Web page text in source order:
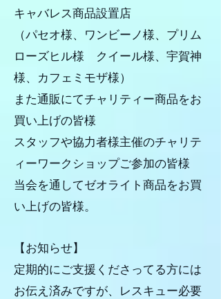
キャバレス商品設置店
（パセオ様、ワンビーノ様、プリム
ローズヒル様 クイール様、宇賀神
様、カフェミモザ様）
また通販にてチャリティー商品をお
買い上げの皆様
スタッフや協力者様主催のチャリテ
ィーワークショップご参加の皆様
当会を通してゼオライト商品をお買
い上げの皆様。
【お知らせ】
定期的にご支援くださってる方には
お伝え済みですが、レスキュー必要